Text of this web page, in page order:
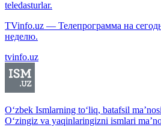
teledasturlar.
TVinfo.uz — Телепрограмма на
неделю.
tvinfo.uz
O‘zbek Ismlarning to‘liq, batafsil
O‘zingiz va yaqinlaringizni ismlari